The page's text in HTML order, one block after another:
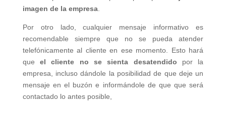
imagen de la empresa.
Por otro lado, cualquier mensaje informativo es
recomendable siempre que no se pueda atender
telefónicamente al cliente en ese momento. Esto hará
queel cliente no se sienta desatendido por la
empresa, incluso dándole la posibilidad de que deje un
mensaje en el buzón e informándole de que que será
contactado lo antes posible,